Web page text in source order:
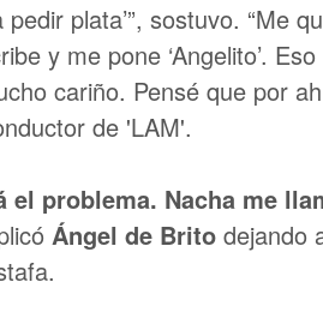
plata’”, sostuvo. “Me
y me pone ‘Angelito’.
cariño. Pensé que por
de 'LAM'.
el problema. Nacha me
Ángel de Brito dejando